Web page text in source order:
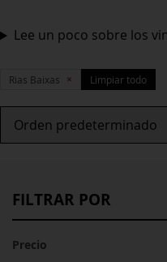
Lee un poco sobre los
Rias Baixas × Limpiar todo
FILTRAR POR
Precio